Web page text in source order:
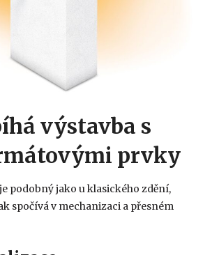
výstavba s
prvky
podobný jako u klasického zdění,
spočívá v mechanizaci a přesném